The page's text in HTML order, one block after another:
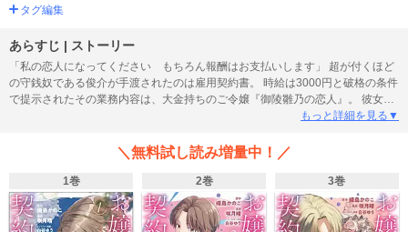
タグ編集
あらすじ | ストーリー
「私の恋人になってください もちろん報酬はお支払いします」 超が付くほど
の守銭奴である俊介が手渡されたのは雇用契約書。 時給は3000円と破格の条件
で提示されたその業務内容は、大金持ちのご令嬢『御陵雛乃の恋人』。 彼女の
もっと詳細を見る▼
＼無料試し読み増量中！／
1巻 2巻 3巻